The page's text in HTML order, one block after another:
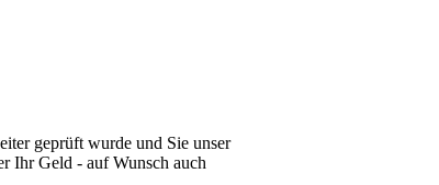
geprüft wurde und Sie unser
Ihr Geld - auf Wunsch auch